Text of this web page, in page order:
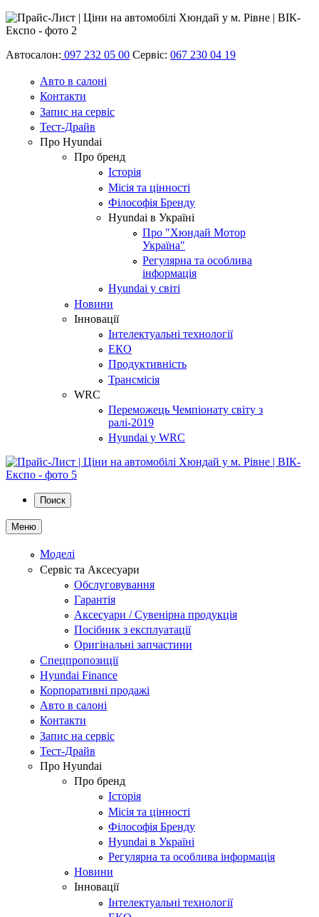
Автосалон: 097 232 05 00 Сервіс: 067 230 04 19
Авто в салоні
Контакти
Запис на сервіс
Тест-Драйв
Про Hyundai
Про бренд
Історія
Місія та цінності
Філософія Бренду
Hyundai в Україні
Про "Хюндай Мотор
Україна"
Регулярна та особлива
інформація
Hyundai у світі
Новини
Інновації
Інтелектуальні технології
ЕКО
Продуктивність
Трансмісія
WRC
Переможець Чемпіонату світу з
ралі-2019
Hyundai у WRC
Поиск
Меню
Моделі
Сервіс та Аксесуари
Обслуговування
Гарантія
Аксесуари / Сувенірна продукція
Посібник з експлуатації
Оригінальні запчастини
Спецпропозиції
Hyundai Finance
Корпоративні продажі
Авто в салоні
Контакти
Запис на сервіс
Тест-Драйв
Про Hyundai
Про бренд
Історія
Місія та цінності
Філософія Бренду
Hyundai в Україні
Регулярна та особлива інформація
Новини
Інновації
Інтелектуальні технології